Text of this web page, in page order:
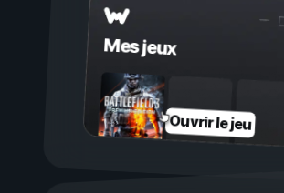
Mes jeux
Ouvrir le jeu